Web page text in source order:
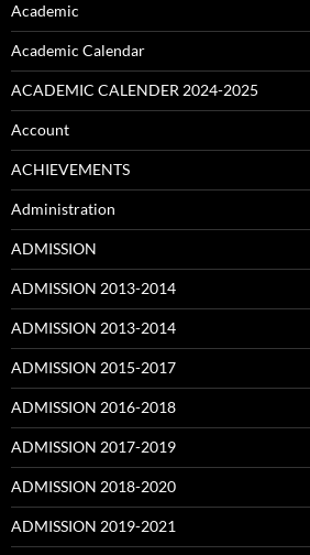
Academic
Academic Calendar
ACADEMIC CALENDER 2024-2025
Account
ACHIEVEMENTS
Administration
ADMISSION
ADMISSION 2013-2014
ADMISSION 2013-2014
ADMISSION 2015-2017
ADMISSION 2016-2018
ADMISSION 2017-2019
ADMISSION 2018-2020
ADMISSION 2019-2021